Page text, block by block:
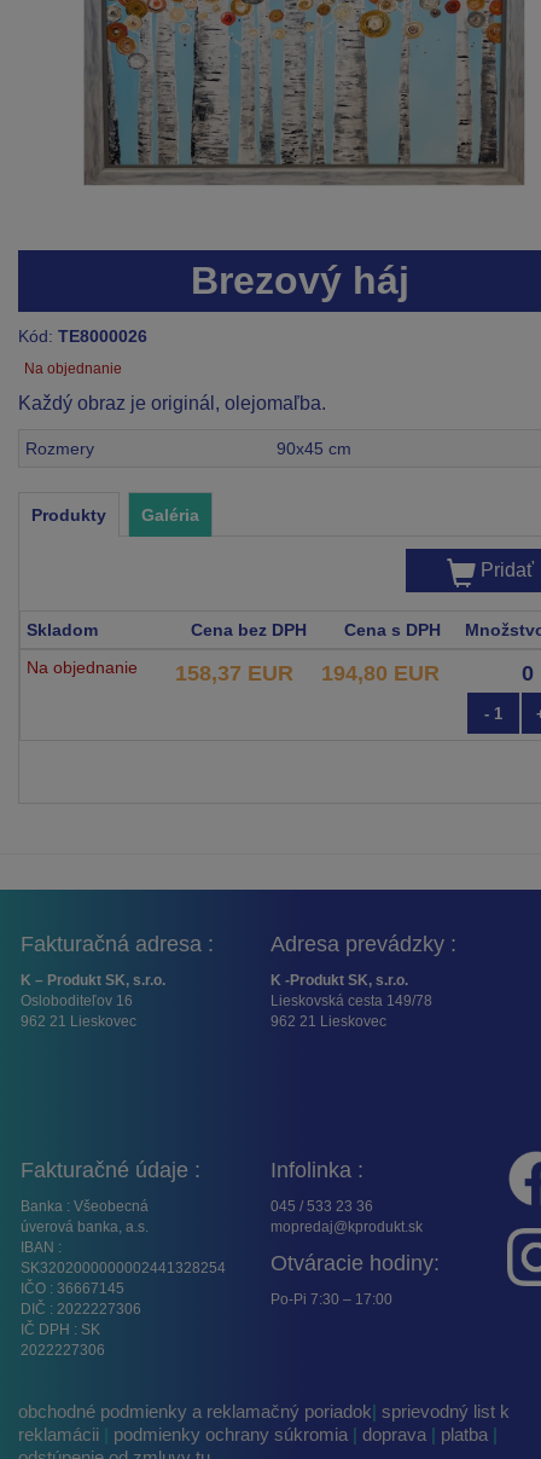
Brezový háj
Kód: TE8000026
Na objednanie
Každý obraz je originál, olejomaľba.
Rozmery 90x45 cm
Produkty Galéria
Pridať
Skladom Cena bez DPH Cena s DPH
Na objednanie
158,37 EUR 194,80 EUR
- 1
Fakturačná adresa :
K – Produkt SK, s.r.o.
Osloboditeľov 16
962 21 Lieskovec
Adresa prevádzky :
K -Produkt SK, s.r.o.
Lieskovská cesta 149/78
962 21 Lieskovec
Fakturačné údaje :
Banka : Všeobecná
úverová banka, a.s.
IBAN :
SK3202000000002441328254
IČO : 36667145
DIČ : 2022227306
IČ DPH : SK
2022227306
Infolinka :
045 / 533 23 36
mopredaj@kprodukt.sk
Otváracie hodiny:
Po-Pi 7:30 – 17:00
obchodné podmienky a reklamačný poriadok| sprievodný list k
reklamácii
podmienky ochrany súkromia | doprava | platba |